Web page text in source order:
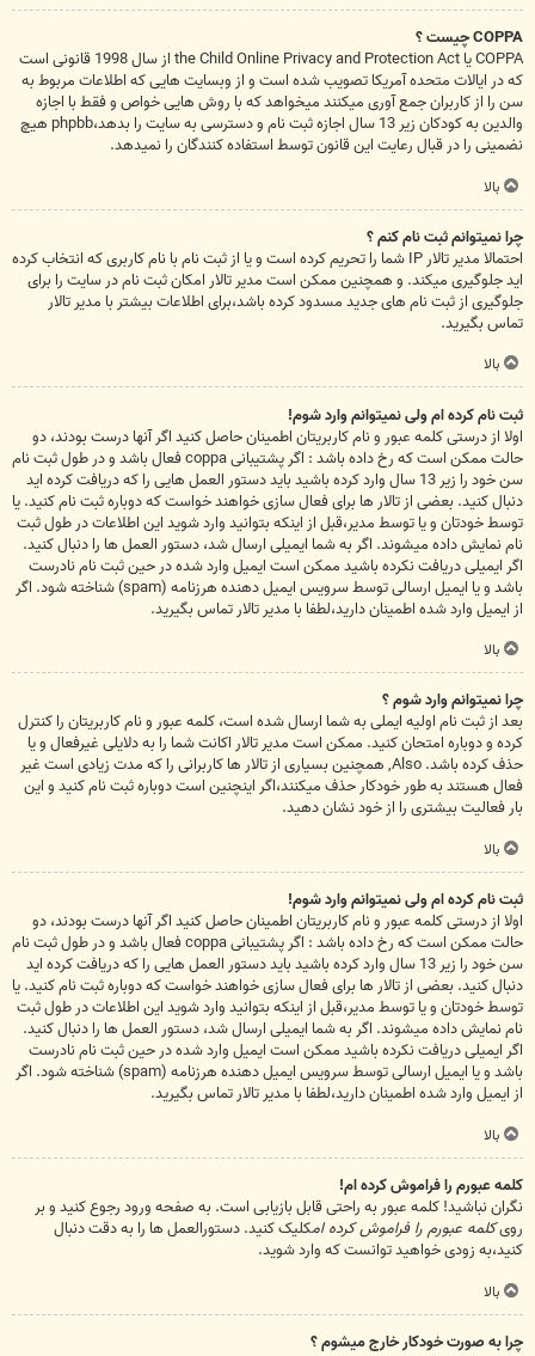
COPPA چیست ؟
COPPA یا the Child Online Privacy and Protection Act از سال 1998 قانونی است
که در ایالات متحده آمریکا تصویب شده است و از وبسایت هایی که اطلاعات مربوط به
سن را از کاربران جمع آوری میکنند میخواهد که با روش هایی خواص و فقط با اجازه
والدین به کودکان زیر 13 سال اجازه ثبت نام و دسترسی به سایت را بدهد،phpbb هیچ
نضمینی را در قبال رعایت این قانون توسط استفاده کنندگان را نمیدهد.
بالا
چرا نمیتوانم ثبت نام کنم ؟
احتمالا مدیر تالار IP شما را تحریم کرده است و یا از ثبت نام با نام کاربری که انتخاب کرده
اید جلوگیری میکند. و همچنین ممکن است مدیر تالار امکان ثبت نام در سایت را برای
جلوگیری از ثبت نام های جدید مسدود کرده باشد،برای اطلاعات بیشتر با مدیر تالار
تماس بگیرید.
بالا
ثبت نام کرده ام ولی نمیتوانم وارد شوم!
اولا از درستی کلمه عبور و نام کاربریتان اطمینان حاصل کنید اگر آنها درست بودند، دو
حالت ممکن است که رخ داده باشد : اگر پشتیبانی coppa فعال باشد و در طول ثبت نام
سن خود را زیر 13 سال وارد کرده باشید باید دستور العمل هایی را که دریافت کرده اید
دنبال کنید. بعضی از تالار ها برای فعال سازی خواهند خواست که دوباره ثبت نام کنید. یا
توسط خودتان و یا توسط مدیر،قبل از اینکه بتوانید وارد شوید این اطلاعات در طول ثبت
نام نمایش داده میشوند. اگر به شما ایمیلی ارسال شد، دستور العمل ها را دنبال کنید.
اگر ایمیلی دریافت نکرده باشید ممکن است ایمیل وارد شده در حین ثبت نام نادرست
باشد و یا ایمیل ارسالی توسط سرویس ایمیل دهنده هرزنامه (spam) شناخته شود. اگر
از ایمیل وارد شده اطمینان دارید،لطفا با مدیر تالار تماس بگیرید.
بالا
چرا نمیتوانم وارد شوم ؟
بعد از ثبت نام اولیه ایملی به شما ارسال شده است، کلمه عبور و نام کاربریتان را کنترل
کرده و دوباره امتحان کنید. ممکن است مدیر تالار اکانت شما را به دلایلی غیرفعال و یا
حذف کرده باشد. Also, همچنین بسیاری از تالار ها کاربرانی را که مدت زیادی است غیر
فعال هستند به طور خودکار حذف میکنند،اگر اینچنین است دوباره ثبت نام کنید و این
بار فعالیت بیشتری را از خود نشان دهید.
بالا
ثبت نام کرده ام ولی نمیتوانم وارد شوم!
اولا از درستی کلمه عبور و نام کاربریتان اطمینان حاصل کنید اگر آنها درست بودند، دو
حالت ممکن است که رخ داده باشد : اگر پشتیبانی coppa فعال باشد و در طول ثبت نام
سن خود را زیر 13 سال وارد کرده باشید باید دستور العمل هایی را که دریافت کرده اید
دنبال کنید. بعضی از تالار ها برای فعال سازی خواهند خواست که دوباره ثبت نام کنید. یا
توسط خودتان و یا توسط مدیر،قبل از اینکه بتوانید وارد شوید این اطلاعات در طول ثبت
نام نمایش داده میشوند. اگر به شما ایمیلی ارسال شد، دستور العمل ها را دنبال کنید.
اگر ایمیلی دریافت نکرده باشید ممکن است ایمیل وارد شده در حین ثبت نام نادرست
باشد و یا ایمیل ارسالی توسط سرویس ایمیل دهنده هرزنامه (spam) شناخته شود. اگر
از ایمیل وارد شده اطمینان دارید،لطفا با مدیر تالار تماس بگیرید.
بالا
کلمه عبورم را فراموش کرده ام!
نگران نباشید! کلمه عبور به راحتی قابل بازیابی است. به صفحه ورود رجوع کنید و بر
رویکلمه عبورم را فراموش کرده امکلیک کنید. دستورالعمل ها را به دقت دنبال
کنید،به زودی خواهید توانست که وارد شوید.
بالا
چرا به صورت خودکار خارج میشوم ؟